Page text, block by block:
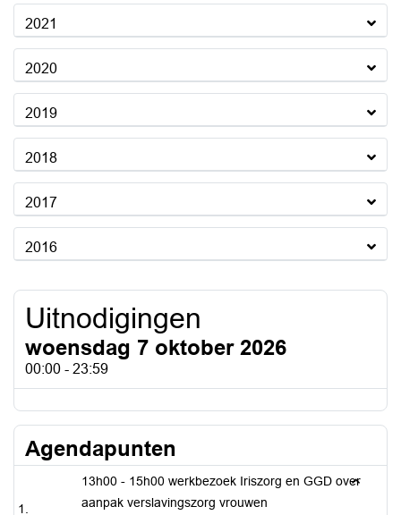
2021
2020
2019
2018
2017
2016
Uitnodigingen
woensdag 7 oktober 2026
00:00 - 23:59
Agendapunten
13h00 - 15h00 werkbezoek Iriszorg en GGD over
aanpak verslavingszorg vrouwen